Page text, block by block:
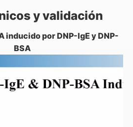
y validación
inducido por DNP-IgE y DNP-
BSA